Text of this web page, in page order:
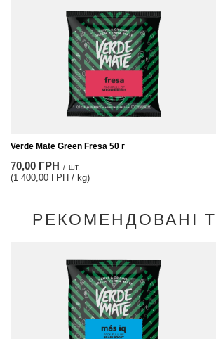
Verde Mate Green Fresa 50 г
70,00 ГРН / шт.
(1 400,00 ГРН / kg)
РЕКОМЕНДОВАНІ